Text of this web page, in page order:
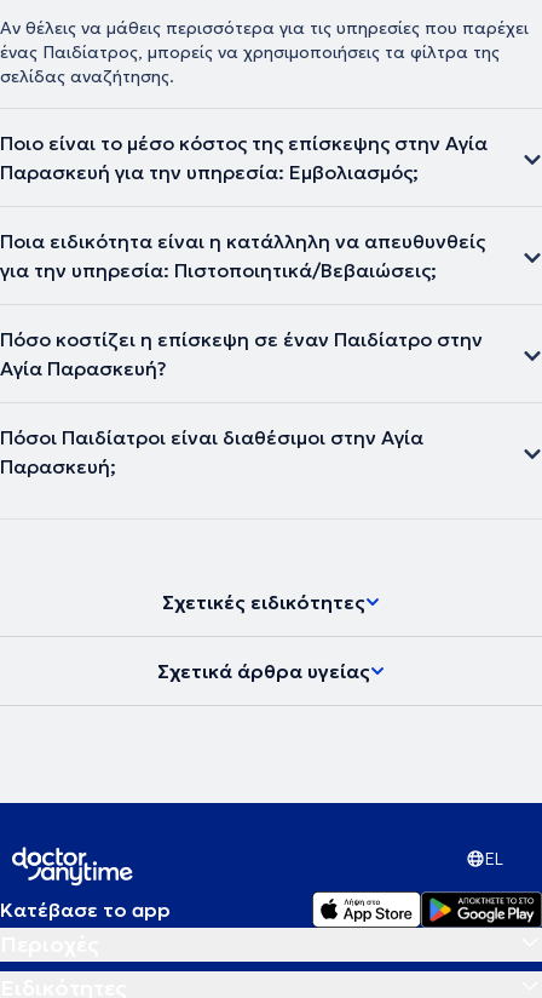
Αν θέλεις να μάθεις περισσότερα για τις υπηρεσίες που παρέχει
ένας Παιδίατρος, μπορείς να χρησιμοποιήσεις τα φίλτρα της
σελίδας αναζήτησης.
Ποιο είναι το μέσο κόστος της επίσκεψης στην Αγία
Παρασκευή για την υπηρεσία: Εμβολιασμός;
Ποια ειδικότητα είναι η κατάλληλη να απευθυνθείς
για την υπηρεσία: Πιστοποιητικά/Βεβαιώσεις;
Πόσο κοστίζει η επίσκεψη σε έναν Παιδίατρο στην
Αγία Παρασκευή?
Πόσοι Παιδίατροι είναι διαθέσιμοι στην Αγία
Παρασκευή;
Σχετικές ειδικότητες
Σχετικά άρθρα υγείας
EL
Κατέβασε το app